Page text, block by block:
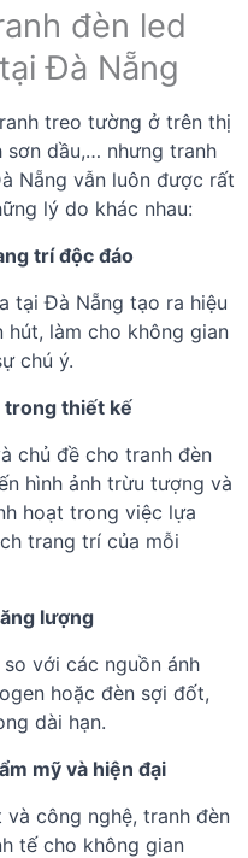
đèn led
Đà Nẵng
treo tường ở trên thị
sơn dầu,… nhưng tranh
Nẵng vẫn luôn được rất
lý do khác nhau:
trí độc đáo
tại Đà Nẵng tạo ra hiệu
hút, làm cho không gian
chú ý.
trong thiết kế
chủ đề cho tranh đèn
hình ảnh trừu tượng và
hoạt trong việc lựa
trang trí của mỗi
lượng
với các nguồn ánh
hoặc đèn sợi đốt,
dài hạn.
mỹ và hiện đại
công nghệ, tranh đèn
tế cho không gian